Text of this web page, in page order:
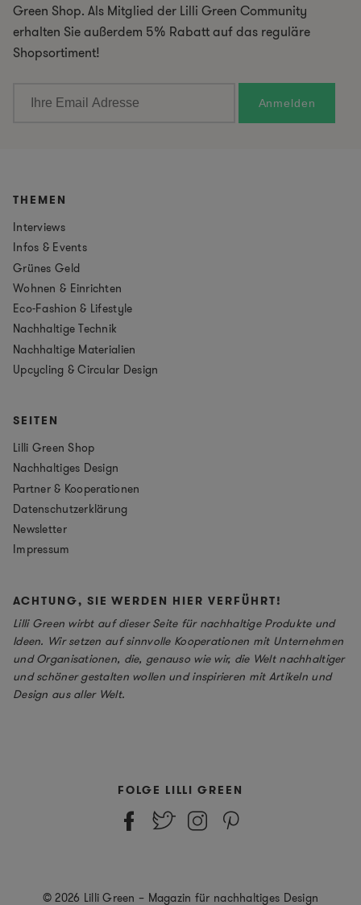
Green Shop. Als Mitglied der Lilli Green Community
erhalten Sie außerdem 5% Rabatt auf das reguläre
Shopsortiment!
THEMEN
Interviews
Infos & Events
Grünes Geld
Wohnen & Einrichten
Eco-Fashion & Lifestyle
Nachhaltige Technik
Nachhaltige Materialien
Upcycling & Circular Design
SEITEN
Lilli Green Shop
Nachhaltiges Design
Partner & Kooperationen
Datenschutzerklärung
Newsletter
Impressum
ACHTUNG, SIE WERDEN HIER VERFÜHRT!
Lilli Green wirbt auf dieser Seite für nachhaltige Produkte und
Ideen. Wir setzen auf sinnvolle Kooperationen mit Unternehmen
und Organisationen, die, genauso wie wir, die Welt nachhaltiger
und schöner gestalten wollen und inspirieren mit Artikeln und
Design aus aller Welt.
FOLGE LILLI GREEN
© 2026 Lilli Green – Magazin für nachhaltiges Design